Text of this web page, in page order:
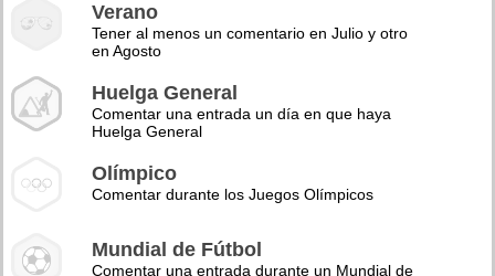
Verano
Tener al menos un comentario en Julio y otro
en Agosto
Huelga General
Comentar una entrada un día en que haya
Huelga General
Olímpico
Comentar durante los Juegos Olímpicos
Mundial de Fútbol
Comentar una entrada durante un Mundial de